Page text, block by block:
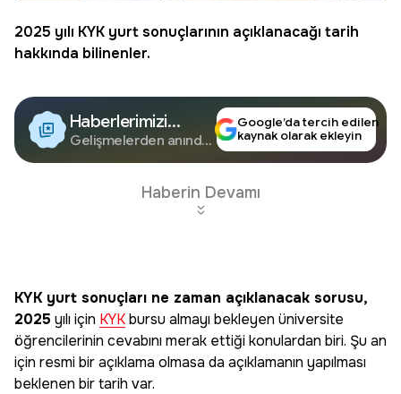
2025 yılı KYK yurt sonuçlarının açıklanacağı tarih
hakkında bilinenler.
Haberlerimizi
Google'da Takip
Edin
Gelişmelerden anında
Google’da tercih edilen
kaynak olarak ekleyin
Haberin Devamı
KYK yurt sonuçları ne zaman açıklanacak sorusu,
2025 yılı için KYKbursu almayı bekleyen üniversite
öğrencilerinin cevabını merak ettiği konulardan biri. Şu an
için resmi bir açıklama olmasa da açıklamanın yapılması
beklenen bir tarih var.